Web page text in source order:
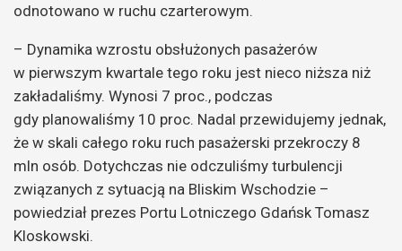
odnotowano w ruchu czarterowym.
– Dynamika wzrostu obsłużonych pasażerów
w pierwszym kwartale tego roku jest nieco niższa niż
zakładaliśmy. Wynosi 7 proc., podczas
gdy planowaliśmy 10 proc. Nadal przewidujemy jednak,
że w skali całego roku ruch pasażerski przekroczy 8
mln osób. Dotychczas nie odczuliśmy turbulencji
związanych z sytuacją na Bliskim Wschodzie –
powiedział prezes Portu Lotniczego Gdańsk Tomasz
Kloskowski.